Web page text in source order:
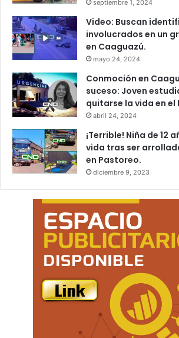
septiembre 1, 2024
Video: Buscan
involucrados en un
en Caaguazú.
mayo 24, 2024
Conmoción en
suceso: Joven
quitarse la vida en el
abril 24, 2024
¡Terrible! Niña de 12
vida tras ser
en Pastoreo.
diciembre 9, 2023